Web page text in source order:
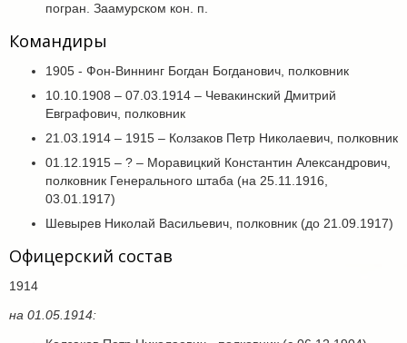
погран. Заамурском кон. п.
Командиры
1905 - Фон-Виннинг Богдан Богданович, полковник
10.10.1908 – 07.03.1914 – Чевакинский Дмитрий
Евграфович, полковник
21.03.1914 – 1915 – Колзаков Петр Николаевич, полковник
01.12.1915 – ? – Моравицкий Константин Александрович,
полковник Генерального штаба (на 25.11.1916,
03.01.1917)
Шевырев Николай Васильевич, полковник (до 21.09.1917)
Офицерский состав
1914
на 01.05.1914: